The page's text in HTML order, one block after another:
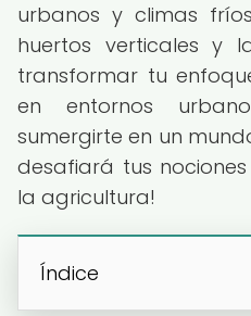
urbanos y climas
huertos verticales y
transformar tu
en entornos
sumergirte en un
desafiará tus
la agricultura!
Índice